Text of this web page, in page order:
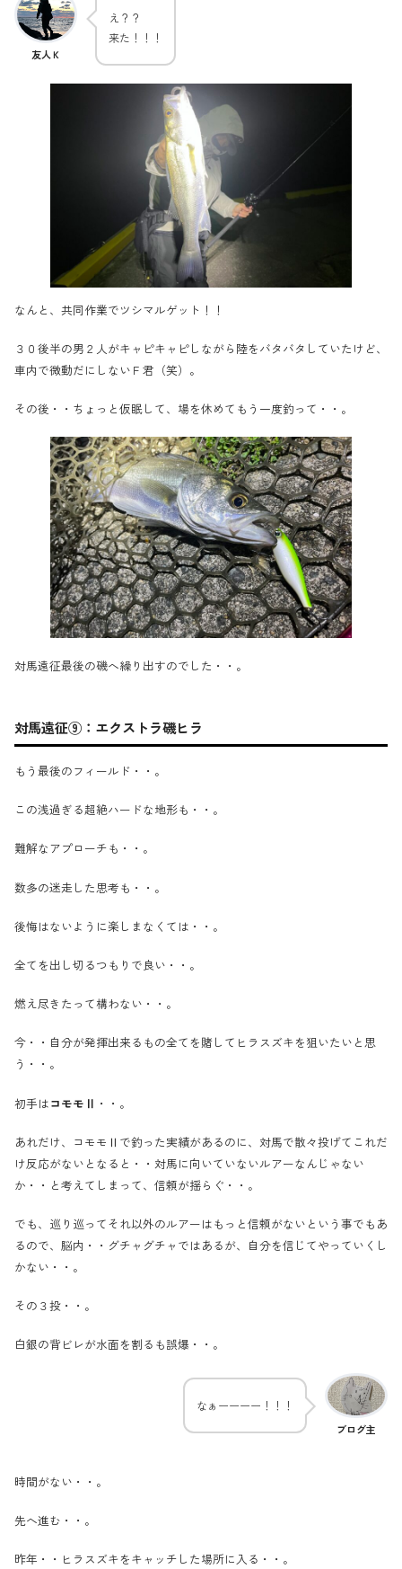
友人Ｋ
え？？
来た！！！
なんと、共同作業でツシマルゲット！！
３０後半の男２人がキャピキャピしながら陸をバタバタしていたけど、
車内で微動だにしないＦ君（笑）。
その後・・ちょっと仮眠して、場を休めてもう一度釣って・・。
対馬遠征最後の磯へ繰り出すのでした・・。
対馬遠征⑨：エクストラ磯ヒラ
もう最後のフィールド・・。
この浅過ぎる超絶ハードな地形も・・。
難解なアプローチも・・。
数多の迷走した思考も・・。
後悔はないように楽しまなくては・・。
全てを出し切るつもりで良い・・。
燃え尽きたって構わない・・。
今・・自分が発揮出来るもの全てを賭してヒラスズキを狙いたいと思
う・・。
初手はコモモⅡ ・・。
あれだけ、コモモⅡで釣った実績があるのに、対馬で散々投げてこれだ
け反応がないとなると・・対馬に向いていないルアーなんじゃない
か・・と考えてしまって、信頼が揺らぐ・・。
でも、巡り巡ってそれ以外のルアーはもっと信頼がないという事でもあ
るので、脳内・・グチャグチャではあるが、自分を信じてやっていくし
かない・・。
その３投・・。
白銀の背ビレが水面を割るも誤爆・・。
ブログ主
なぁーーーー！！！
時間がない・・。
先へ進む・・。
昨年・・ヒラスズキをキャッチした場所に入る・・。